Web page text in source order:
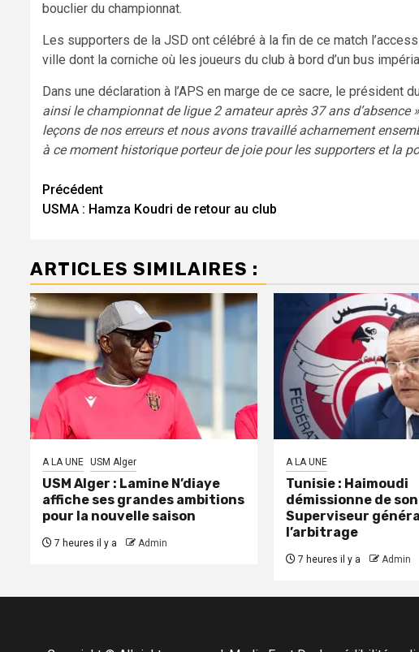
bouclier du championnat.
Les supporters de la JSD ont célébré à la fin de ce match
ville dont la corniche où les joueurs du club à bord d’un bus
Dans une déclaration à l’APS en marge de ce sacre, le président
ainsi le championnat de ligue 2 amateur après 37 ans d’absence
leçons de nos erreurs et nous avons travaillé acharnement
à ce moment historique porteur de joie pour les supporters et la
Navigation
d’article
Précédent
USMA : Hamza Koudri de retour au club
ARTICLES SIMILAIRES :
A LA UNE USM Alger
USM Alger : Lamine N’diaye
affiche ses grandes ambitions
pour la nouvelle saison
7 heures il y a Admin
A LA UNE
Tunisie : Haimoudi
démissionne de
Superviseur
l’arbitrage
7 heures il y a Admin